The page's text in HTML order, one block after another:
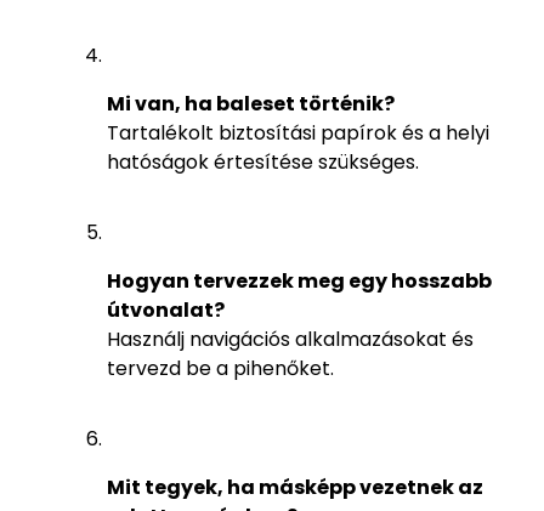
Mi van, ha baleset történik?
Tartalékolt biztosítási papírok és a helyi
hatóságok értesítése szükséges.
Hogyan tervezzek meg egy hosszabb
útvonalat?
Használj navigációs alkalmazásokat és
tervezd be a pihenőket.
Mit tegyek, ha másképp vezetnek az